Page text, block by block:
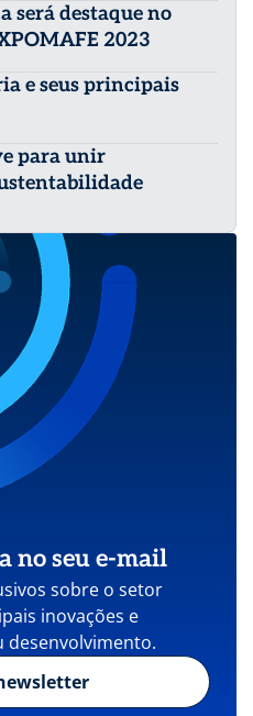
será destaque no
2023
e seus principais
para unir
no seu e-mail
sobre o setor
inovações e
desenvolvimento.